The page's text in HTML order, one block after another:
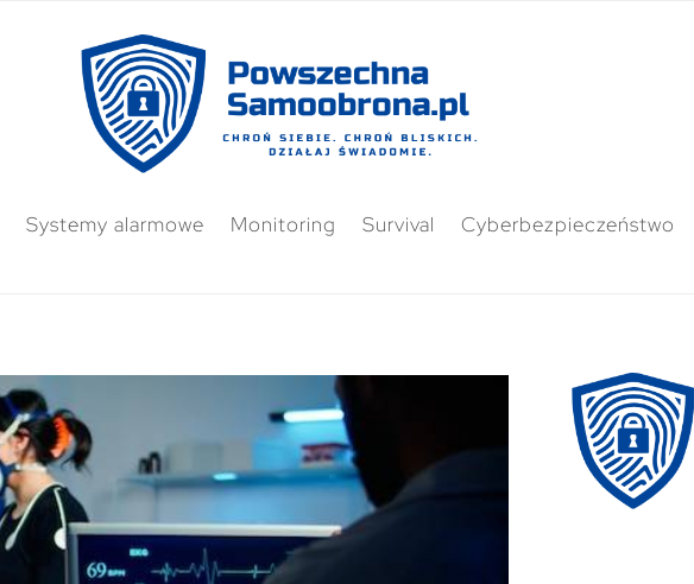
Systemy alarmowe Monitoring Survival Cyberbezpieczeństwo